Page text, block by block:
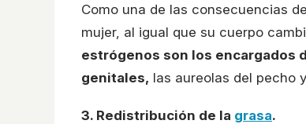
Como una de las consecuencias
mujer, al igual que su cuerpo
estrógenos son los encargados
genitales, las aureolas del pecho
3. Redistribución de la grasa.